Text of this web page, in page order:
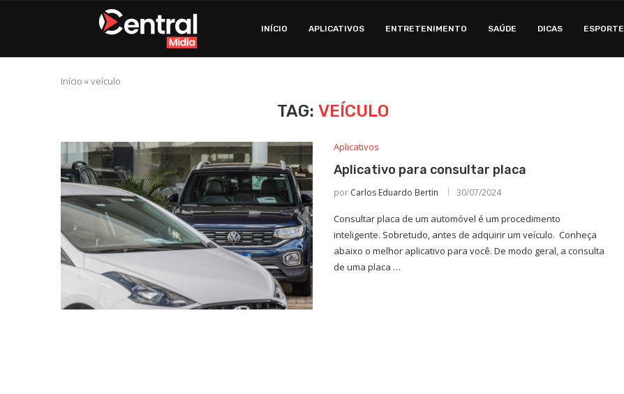
INÍCIO APLICATIVOS ENTRETENIMENTO SAÚDE DICAS ESPORTE
Início »veículo
TAG: VEÍCULO
Aplicativos
Aplicativo para consultar placa
por Carlos Eduardo Bertin 30/07/2024
Consultar placa de um automóvel é um procedimento
inteligente. Sobretudo, antes de adquirir um veículo. Conheça
abaixo o melhor aplicativo para você. De modo geral, a consulta
de uma placa …